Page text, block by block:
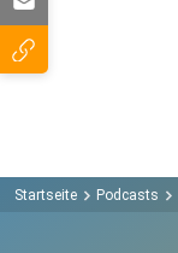
Startseite Podcasts